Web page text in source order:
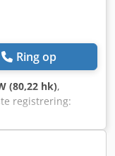
Ring op
(80,22 hk),
registrering:
Antal cylindre: